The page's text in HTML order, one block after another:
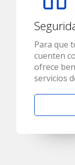
Para que
cuenten
ofrece
servicios